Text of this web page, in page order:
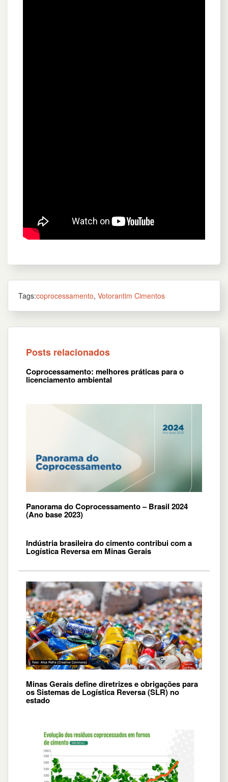
Tags:coprocessamento, Votorantim Cimentos
Posts relacionados
Coprocessamento: melhores práticas para o
licenciamento ambiental
Panorama do Coprocessamento – Brasil 2024
(Ano base 2023)
Indústria brasileira do cimento contribui com a
Logística Reversa em Minas Gerais
Minas Gerais define diretrizes e obrigações para
os Sistemas de Logística Reversa (SLR) no
estado